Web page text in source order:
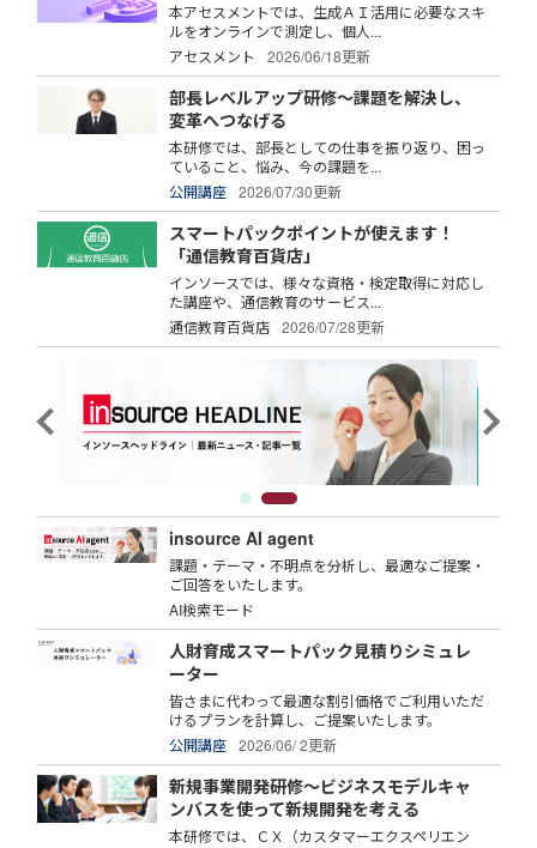
本アセスメントでは、生成ＡＩ活用に必要なスキ
ルをオンラインで測定し、個人...
アセスメント
2026/06/18更新
部長レベルアップ研修～課題を解決し、
変革へつなげる
本研修では、部長としての仕事を振り返り、困っ
ていること、悩み、今の課題を...
公開講座
2026/07/30更新
スマートパックポイントが使えます！
「通信教育百貨店」
インソースでは、様々な資格・検定取得に対応し
た講座や、通信教育のサービス...
通信教育百貨店
2026/07/28更新
insource AI agent
課題・テーマ・不明点を分析し、最適なご提案・
ご回答をいたします。
AI検索モード
人財育成スマートパック見積りシミュレ
ーター
皆さまに代わって最適な割引価格でご利用いただ
けるプランを計算し、ご提案いたします。
公開講座
2026/06/ 2更新
新規事業開発研修～ビジネスモデルキャ
ンバスを使って新規開発を考える
本研修では、ＣＸ（カスタマーエクスペリエン